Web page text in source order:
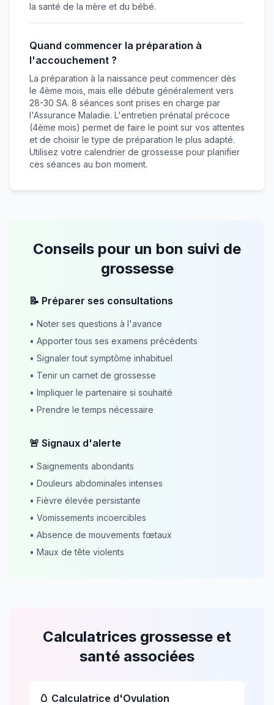
la santé de la mère et du bébé.
Quand commencer la préparation à
l'accouchement ?
La préparation à la naissance peut commencer dès
le 4ème mois, mais elle débute généralement vers
28-30 SA. 8 séances sont prises en charge par
l'Assurance Maladie. L'entretien prénatal précoce
(4ème mois) permet de faire le point sur vos attentes
et de choisir le type de préparation le plus adapté.
Utilisez votre calendrier de grossesse pour planifier
ces séances au bon moment.
Conseils pour un bon suivi de
grossesse
📝 Préparer ses consultations
• Noter ses questions à l'avance
• Apporter tous ses examens précédents
• Signaler tout symptôme inhabituel
• Tenir un carnet de grossesse
• Impliquer le partenaire si souhaité
• Prendre le temps nécessaire
🚨 Signaux d'alerte
• Saignements abondants
• Douleurs abdominales intenses
• Fièvre élevée persistante
• Vomissements incoercibles
• Absence de mouvements fœtaux
• Maux de tête violents
Calculatrices grossesse et
santé associées
🥚 Calculatrice d'Ovulation